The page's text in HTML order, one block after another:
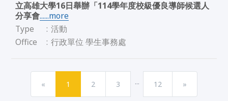
立高雄大學16日舉辦「114學年度校級優良導師候選人
分享會......more
Type
: 活動
Office
: 行政單位 學生事務處
« 1 2 3 ... 12 »